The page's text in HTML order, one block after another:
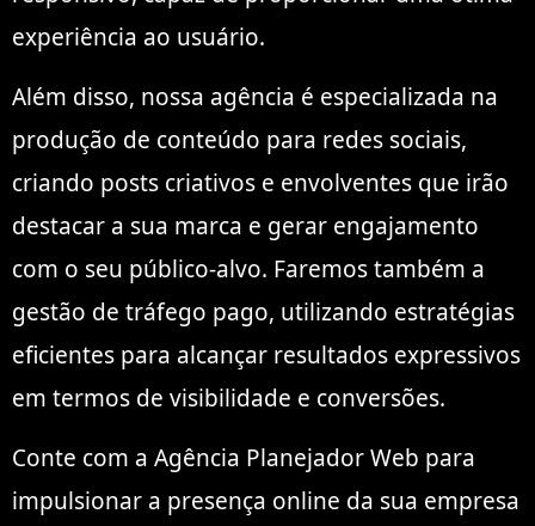
experiência ao usuário.
Além disso, nossa agência é especializada na
produção de conteúdo para redes sociais,
criando posts criativos e envolventes que irão
destacar a sua marca e gerar engajamento
com o seu público-alvo. Faremos também a
gestão de tráfego pago, utilizando estratégias
eficientes para alcançar resultados expressivos
em termos de visibilidade e conversões.
Conte com a Agência Planejador Web para
impulsionar a presença online da sua empresa